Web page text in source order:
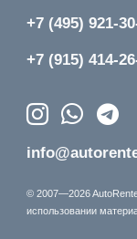
+7 (495) 921-
+7 (915) 414-
© 2007—2026
использовании